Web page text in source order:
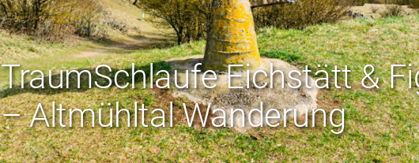
TraumSchlaufe Eichstätt &
– Altmühltal Wanderung